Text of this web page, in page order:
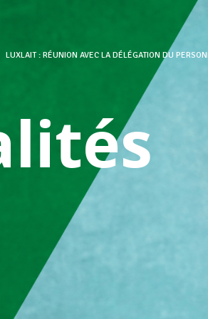
LUXLAIT : RÉUNION AVEC LA DÉLÉGATION DU